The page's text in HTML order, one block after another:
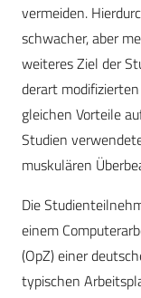
vermeiden.
schwacher, aber
weiteres Ziel der
derart
gleichen Vorteile
Studien
muskulären
Die
einem
(OpZ) einer
typischen